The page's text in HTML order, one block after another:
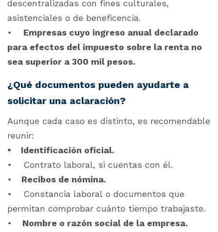
descentralizadas con fines culturales,
asistenciales o de beneficencia.
• Empresas cuyo ingreso anual declarado
para efectos del impuesto sobre la renta no
sea superior a 300 mil pesos.
¿Qué documentos pueden ayudarte a
solicitar una aclaración?
Aunque cada caso es distinto, es recomendable
reunir:
• Identificación oficial.
• Contrato laboral, si cuentas con él.
• Recibos de nómina.
• Constancia laboral o documentos que
permitan comprobar cuánto tiempo trabajaste.
•
Nombre o razón social de la empresa.